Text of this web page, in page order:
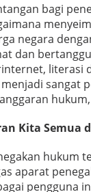
bagi
negara
dan
literasi
menjadi sangat
Kita Semua
hukum
aparat
pengguna